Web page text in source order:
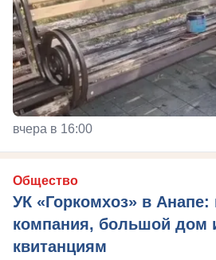
вчера в 16:00
Общество
УК «Горкомхоз» в Анапе:
компания, большой дом
квитанциям